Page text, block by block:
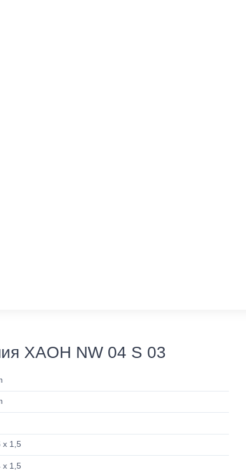
XAOH NW 04 S 03
x 1,5
x 1,5